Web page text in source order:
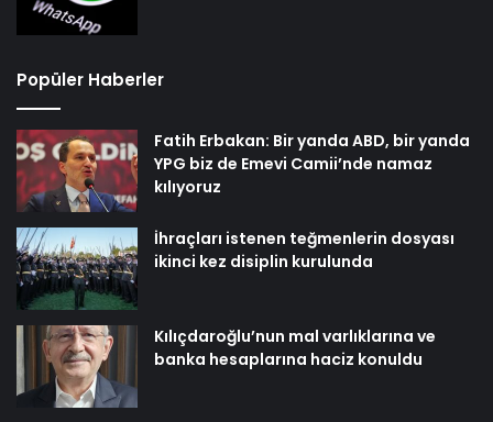
Popüler Haberler
Fatih Erbakan: Bir yanda ABD, bir yanda
YPG biz de Emevi Camii’nde namaz
kılıyoruz
İhraçları istenen teğmenlerin dosyası
ikinci kez disiplin kurulunda
Kılıçdaroğlu’nun mal varlıklarına ve
banka hesaplarına haciz konuldu